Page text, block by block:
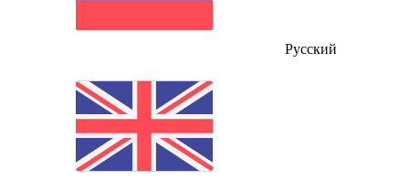
Русский